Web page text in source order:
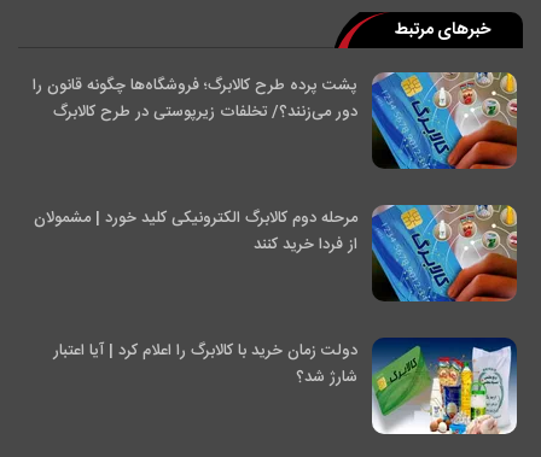
خبرهای مرتبط
پشت پرده طرح کالابرگ؛ فروشگاه‌ها چگونه قانون را
دور می‌زنند؟/ تخلفات زیرپوستی در طرح کالابرگ
مرحله دوم کالابرگ الکترونیکی کلید خورد | مشمولان
از فردا خرید کنند
دولت زمان خرید با کالابرگ را اعلام کرد | آیا اعتبار
شارژ شد؟